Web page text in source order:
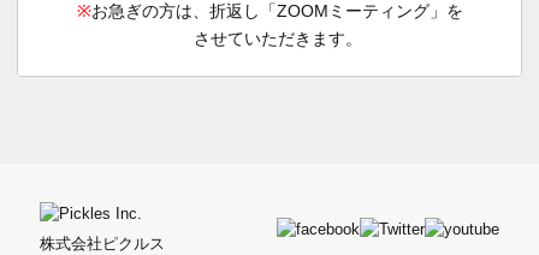
※お急ぎの方は、折返し「ZOOMミーティング」を
させていただきます。
株式会社ピクルス